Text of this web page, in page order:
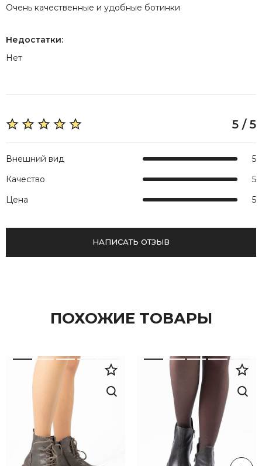
Очень качественные и удобные ботинки
Недостатки:
Нет
5 / 5
Внешний вид
5
Качество
5
Цена
5
НАПИСАТЬ ОТЗЫВ
ПОХОЖИЕ ТОВАРЫ